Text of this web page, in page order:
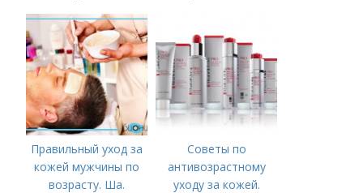
Правильный уход за
кожей мужчины по
возрасту. Ша.
Советы по
антивозрастному
уходу за кожей.